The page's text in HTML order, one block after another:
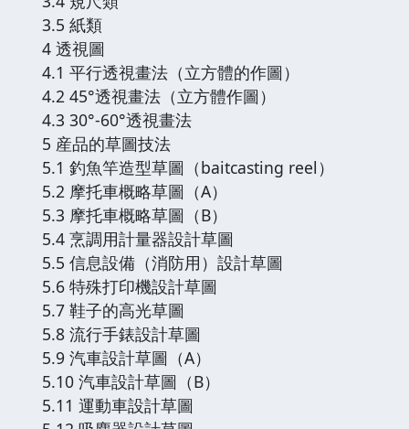
3.5 紙類
4 透視圖
4.1 平行透視畫法（立方體的作圖）
4.2 45°透視畫法（立方體作圖）
4.3 30°-60°透視畫法
5 産品的草圖技法
5.1 釣魚竿造型草圖（baitcasting reel）
5.2 摩托車概略草圖（A）
5.3 摩托車概略草圖（B）
5.4 烹調用計量器設計草圖
5.5 信息設備（消防用）設計草圖
5.6 特殊打印機設計草圖
5.7 鞋子的高光草圖
5.8 流行手錶設計草圖
5.9 汽車設計草圖（A）
5.10 汽車設計草圖（B）
5.11 運動車設計草圖